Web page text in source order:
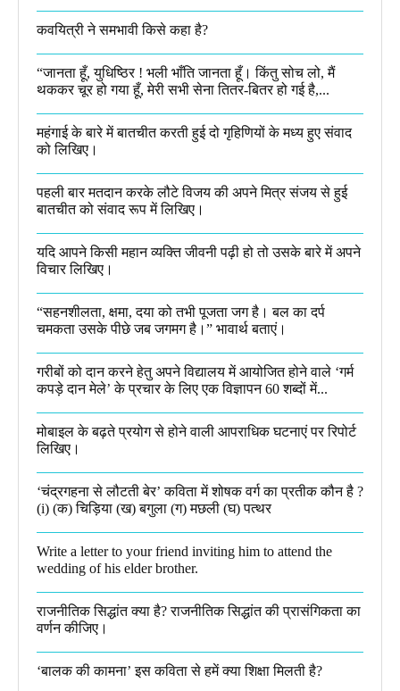
कवयित्री ने समभावी किसे कहा है?
“जानता हूँ, युधिष्ठिर ! भली भाँति जानता हूँ। किंतु सोच लो, मैं
थककर चूर हो गया हूँ, मेरी सभी सेना तितर-बितर हो गई है,...
महंगाई के बारे में बातचीत करती हुई दो गृहिणियों के मध्य हुए संवाद
को लिखिए।
पहली बार मतदान करके लौटे विजय की अपने मित्र संजय से हुई
बातचीत को संवाद रूप में लिखिए।
यदि आपने किसी महान व्यक्ति जीवनी पढ़ी हो तो उसके बारे में अपने
विचार लिखिए।
“सहनशीलता, क्षमा, दया को तभी पूजता जग है। बल का दर्प
चमकता उसके पीछे जब जगमग है।”​ भावार्थ बताएं।
गरीबों को दान करने हेतु अपने विद्यालय में आयोजित होने वाले ‘गर्म
कपड़े दान मेले’ के प्रचार के लिए एक विज्ञापन 60 शब्दों में...
मोबाइल के बढ़ते प्रयोग से होने वाली आपराधिक घटनाएं पर रिपोर्ट
लिखिए।
‘चंद्रगहना से लौटती बेर’ कविता में शोषक वर्ग का प्रतीक कौन है ?
(i) (क) चिड़िया (ख) बगुला (ग) मछली (घ) पत्थर
Write a letter to your friend inviting him to attend the
wedding of his elder brother.
राजनीतिक सिद्धांत क्या है? राजनीतिक सिद्धांत की प्रासंगिकता का
वर्णन कीजिए।
‘बालक की कामना’ इस कविता से हमें क्या शिक्षा मिलती है?